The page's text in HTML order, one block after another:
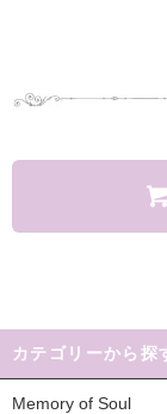
カテゴリーから探
Memory of Soul